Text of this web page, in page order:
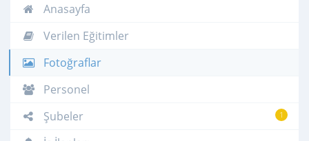
Anasayfa
Verilen Eğitimler
Fotoğraflar
Personel
1
Şubeler